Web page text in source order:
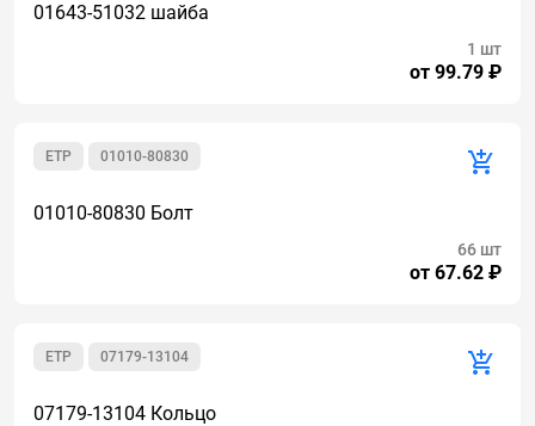
01643-51032 шайба
от 99.79 ₽
1 шт
01010-80830
ETP
01010-80830 Болт
от 67.62 ₽
66 шт
07179-13104
ETP
07179-13104 Кольцо